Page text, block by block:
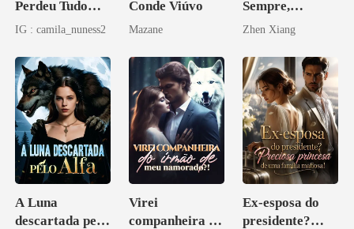
Perdeu Tudo
Inclusive Ela
IG : camila_nuness2
Conde Viúvo
Mazane
Sempre,
Enlouquecido
Arrependiment
o
Zhen Xiang
A Luna
descartada pelo
Virei
companheira do
Ex-esposa do
presidente?